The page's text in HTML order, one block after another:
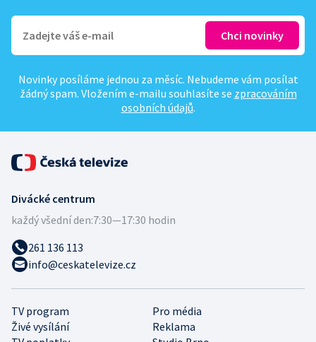
Novinky posíláme jednou za měsíc. Nebudeme vám posílat
žádný spam. Vložením e-mailu souhlasíte se zpracováním
osobních údajů.